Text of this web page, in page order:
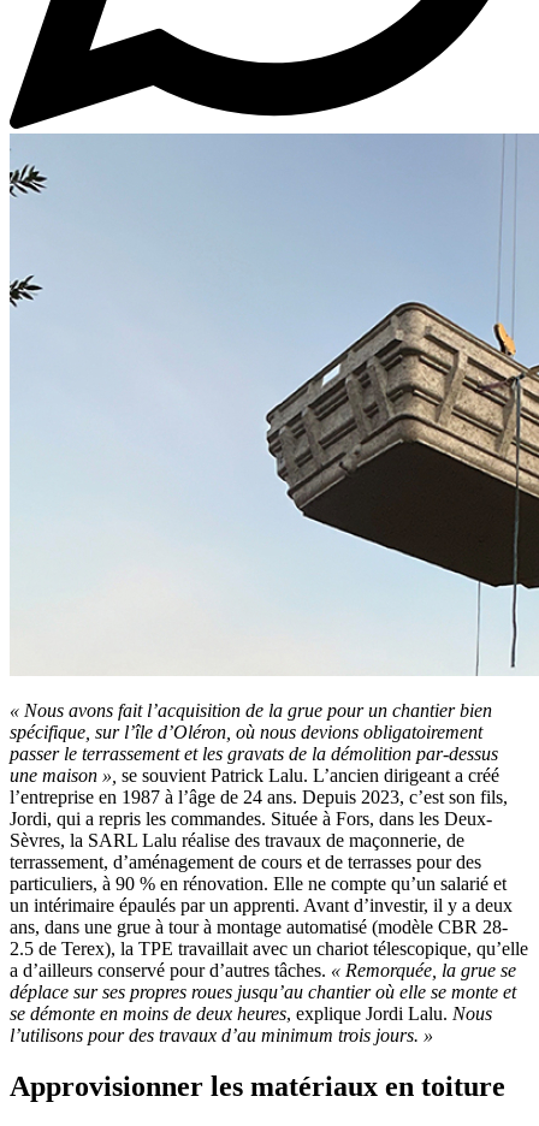
« Nous avons fait l’acquisition de la grue pour un chantier bien
spécifique, sur l’île d’Oléron, où nous devions obligatoirement
passer le terrassement et les gravats de la démolition par-dessus
une maison », se souvient Patrick Lalu. L’ancien dirigeant a créé
l’entreprise en 1987 à l’âge de 24 ans. Depuis 2023, c’est son fils,
Jordi, qui a repris les commandes. Située à Fors, dans les Deux-
Sèvres, la SARL Lalu réalise des travaux de maçonnerie, de
terrassement, d’aménagement de cours et de terrasses pour des
particuliers, à 90 % en rénovation. Elle ne compte qu’un salarié et
un intérimaire épaulés par un apprenti. Avant d’investir, il y a deux
ans, dans une grue à tour à montage automatisé (modèle CBR 28-
2.5 de Terex), la TPE travaillait avec un chariot télescopique, qu’elle
a d’ailleurs conservé pour d’autres tâches. « Remorquée, la grue se
déplace sur ses propres roues jusqu’au chantier où elle se monte et
se démonte en moins de deux heures, explique Jordi Lalu. Nous
l’utilisons pour des travaux d’au minimum trois jours. »
Approvisionner les matériaux en toiture